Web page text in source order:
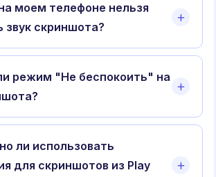
моем телефоне нельзя
звук скриншота?
режим "Не беспокоить" на
ли использовать
для скриншотов из Play